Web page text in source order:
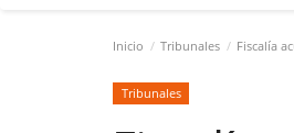
Inicio Tribunales Fiscalía
Tribunales